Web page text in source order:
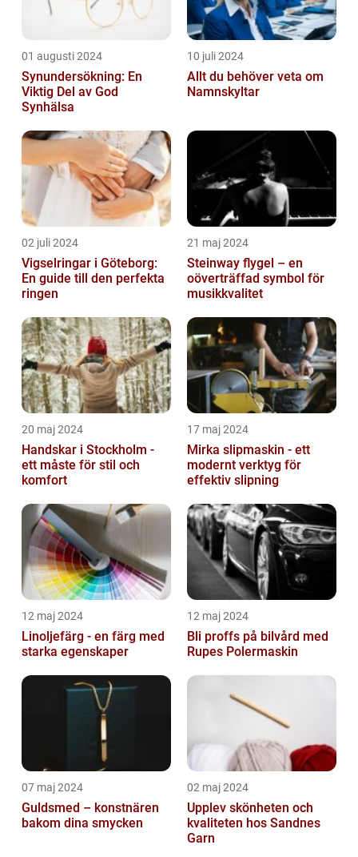
01 augusti 2024
Synundersökning: En
Viktig Del av God
Synhälsa
10 juli 2024
Allt du behöver veta om
Namnskyltar
02 juli 2024
Vigselringar i Göteborg:
En guide till den perfekta
ringen
21 maj 2024
Steinway flygel – en
oöverträffad symbol för
musikkvalitet
20 maj 2024
Handskar i Stockholm -
ett måste för stil och
komfort
17 maj 2024
Mirka slipmaskin - ett
modernt verktyg för
effektiv slipning
12 maj 2024
Linoljefärg - en färg med
starka egenskaper
12 maj 2024
Bli proffs på bilvård med
Rupes Polermaskin
07 maj 2024
Guldsmed – konstnären
bakom dina smycken
02 maj 2024
Upplev skönheten och
kvaliteten hos Sandnes
Garn